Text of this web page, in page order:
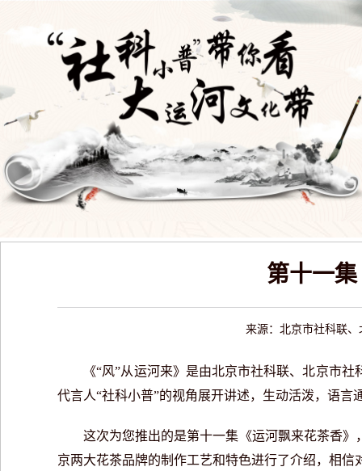
第十一
来源：北京市社科联
《“风”从运河来》是由北京市社科联、北京市社
代言人“社科小普”的视角展开讲述，生动活泼，语
这次为您推出的是第十一集《运河飘来花茶香》
京两大花茶品牌的制作工艺和特色进行了介绍，相